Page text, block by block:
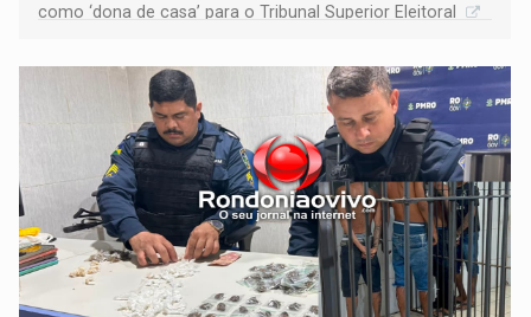
como ‘dona de casa’ para o Tribunal Superior Eleitoral